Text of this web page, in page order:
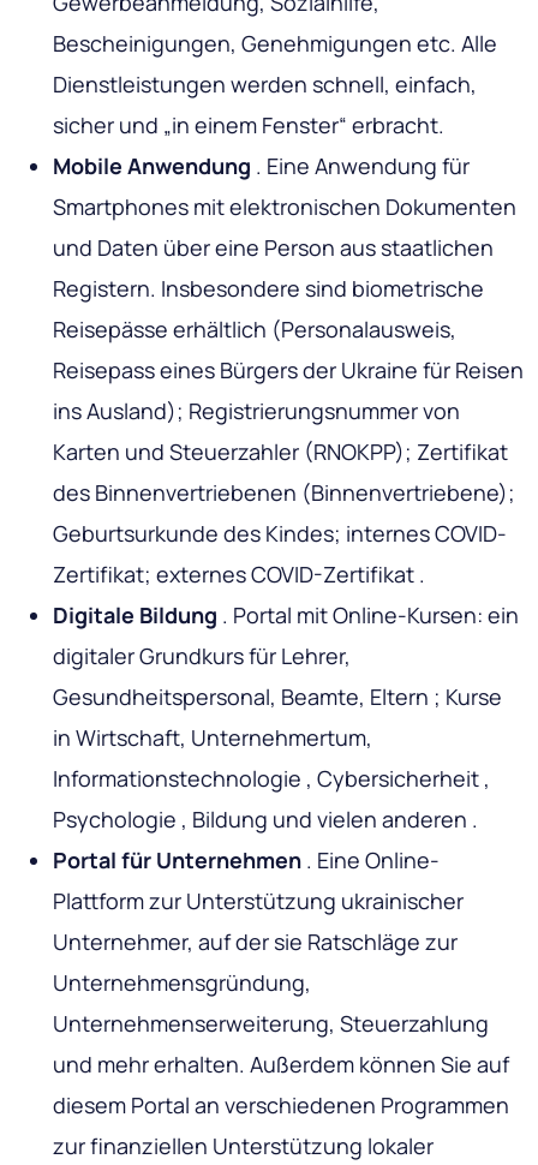
Bescheinigungen, Genehmigungen etc. Alle
Dienstleistungen werden schnell, einfach,
sicher und „in einem Fenster“ erbracht.
Mobile Anwendung . Eine Anwendung für
Smartphones mit elektronischen Dokumenten
und Daten über eine Person aus staatlichen
Registern. Insbesondere sind biometrische
Reisepässe erhältlich (Personalausweis,
Reisepass eines Bürgers der Ukraine für Reisen
ins Ausland); Registrierungsnummer von
Karten und Steuerzahler (RNOKPP); Zertifikat
des Binnenvertriebenen (Binnenvertriebene);
Geburtsurkunde des Kindes; internes COVID-
Zertifikat; externes COVID-Zertifikat .
Digitale Bildung . Portal mit Online-Kursen: ein
digitaler Grundkurs für Lehrer,
Gesundheitspersonal, Beamte, Eltern ; Kurse
in Wirtschaft, Unternehmertum,
Informationstechnologie , Cybersicherheit ,
Psychologie , Bildung und vielen anderen .
Portal für Unternehmen . Eine Online-
Plattform zur Unterstützung ukrainischer
Unternehmer, auf der sie Ratschläge zur
Unternehmensgründung,
Unternehmenserweiterung, Steuerzahlung
und mehr erhalten. Außerdem können Sie auf
diesem Portal an verschiedenen Programmen
zur finanziellen Unterstützung lokaler